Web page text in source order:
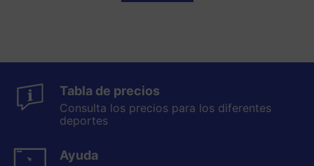
Tabla de precios
Consulta los precios para los diferentes
deportes
Ayuda